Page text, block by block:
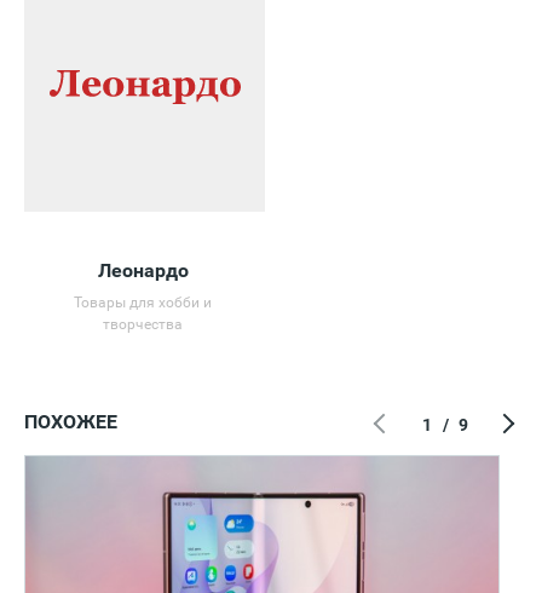
Леонардо
Товары для хобби и
творчества
ПОХОЖЕЕ 1 / 9